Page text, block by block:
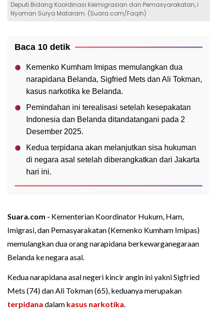
Deputi Bidang Koordinasi Keimigrasian dan Pemasyarakatan, I
Nyoman Surya Mataram. (Suara.com/Faqih)
Baca 10 detik
Kemenko Kumham Imipas memulangkan dua
narapidana Belanda, Sigfried Mets dan Ali Tokman,
kasus narkotika ke Belanda.
Pemindahan ini terealisasi setelah kesepakatan
Indonesia dan Belanda ditandatangani pada 2
Desember 2025.
Kedua terpidana akan melanjutkan sisa hukuman
di negara asal setelah diberangkatkan dari Jakarta
hari ini.
Suara.com - Kementerian Koordinator Hukum, Ham,
Imigrasi, dan Pemasyarakatan (Kemenko Kumham Imipas)
memulangkan dua orang narapidana berkewarganegaraan
Belanda ke negara asal.
Kedua narapidana asal negeri kincir angin ini yakni Sigfried
Mets (74) dan Ali Tokman (65), keduanya merupakan
terpidana dalam kasus narkotika.